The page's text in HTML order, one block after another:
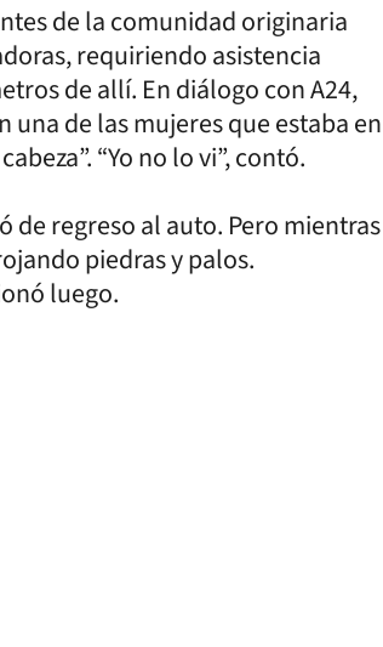
de la comunidad originaria
requiriendo asistencia
de allí. En diálogo con A24,
una de las mujeres que estaba en
“Yo no lo vi”, contó.
de regreso al auto. Pero mientras
piedras y palos.
luego.